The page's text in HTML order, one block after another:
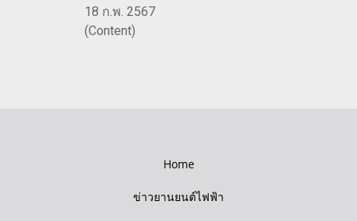
18 ก.พ. 2567
(Content)
Home
ข่าวยานยนต์ไฟฟ้า